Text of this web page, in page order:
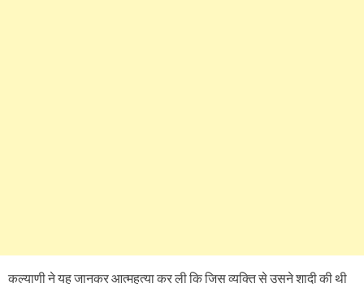
कल्याणी ने यह जानकर आत्महत्या कर ली कि जिस व्यक्ति से उसने शादी की थी